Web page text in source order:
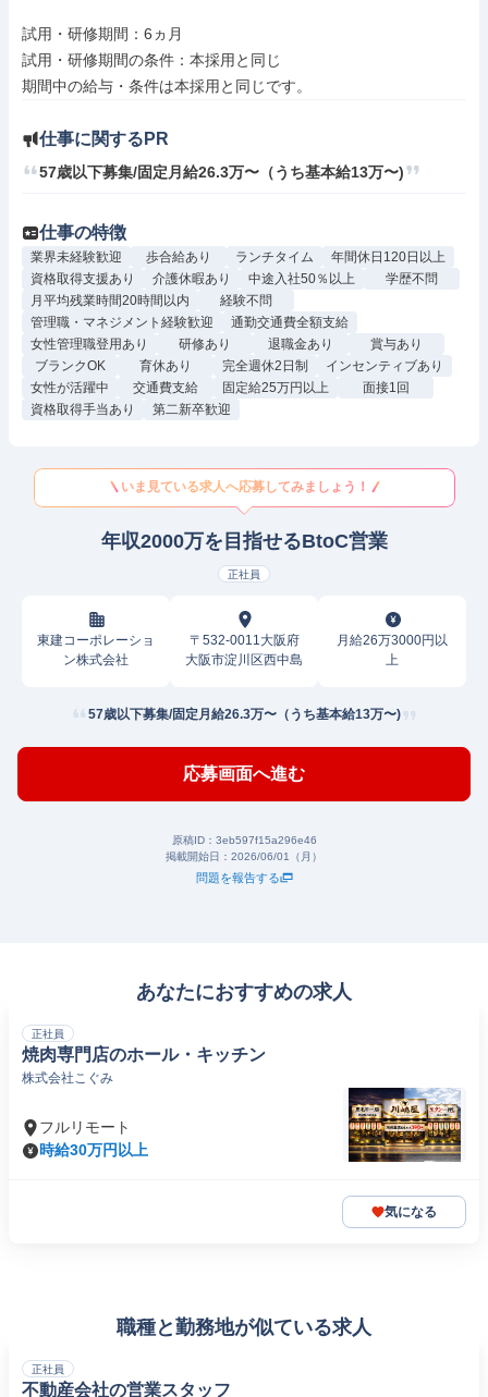
試用・研修期間：6ヵ月
試用・研修期間の条件：本採用と同じ
仕事に関するPR
57歳以下募集/固定月給26.3万〜（うち基本給13万〜)
仕事の特徴
業界未経験歓迎 歩合給あり ランチタイム
年間休日120日以上
資格取得支援あり
介護休暇あり 中途入社50％以上
学歴不問
月平均残業時間20時間以内
経験不問
管理職・マネジメント経験歓迎
通勤交通費全額支給
女性管理職登用あり
研修あり 退職金あり
賞与あり
ブランクOK
育休あり 完全週休2日制
インセンティブあり
女性が活躍中
交通費支給 固定給25万円以上
面接1回
資格取得手当あり
第二新卒歓迎
いま見ている求人へ応募してみましょう！
年収2000万を目指せるBtoC営業
正社員
東建コーポレーショ
ン株式会社
〒532-0011大阪府
大阪市淀川区西中島
月給26万3000円以
上
57歳以下募集/固定月給26.3万〜（うち基本給13万〜)
応募画面へ進む
原稿ID： 3eb597f15a296e46
掲載開始日： 2026/06/01（月）
問題を報告する
あなたにおすすめの求人
正社員
焼肉専門店のホール・キッチン
株式会社こぐみ
フルリモート
時給30万円以上
気になる
職種と勤務地が似ている求人
正社員
不動産会社の営業スタッフ